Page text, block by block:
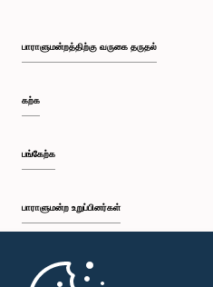
பாராளுமன்றத்திற்கு வருகை தருதல்
கற்க
பங்கேற்க
பாராளுமன்ற உறுப்பினர்கள்
முதற்பக்கம்